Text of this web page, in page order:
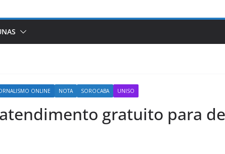
ONLINE NOTA SOROCABA UNISO
gratuito para